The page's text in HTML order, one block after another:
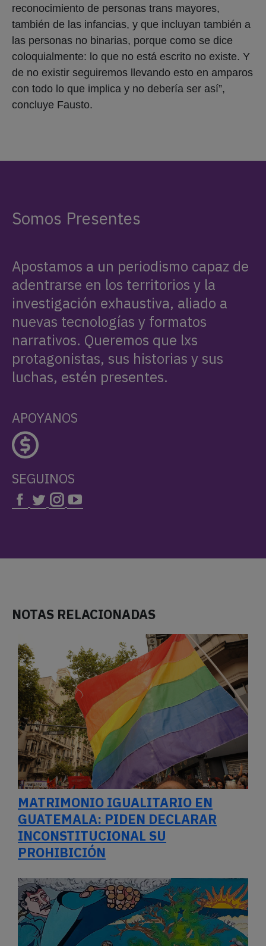
reconocimiento de personas trans mayores,
también de las infancias, y que incluyan también a
las personas no binarias, porque como se dice
coloquialmente: lo que no está escrito no existe. Y
de no existir seguiremos llevando esto en amparos
con todo lo que implica y no debería ser así”,
concluye Fausto.
Somos Presentes
Apostamos a un periodismo capaz de
adentrarse en los territorios y la
investigación exhaustiva, aliado a
nuevas tecnologías y formatos
narrativos. Queremos que lxs
protagonistas, sus historias y sus
luchas, estén presentes.
APOYANOS
SEGUINOS
NOTAS RELACIONADAS
MATRIMONIO IGUALITARIO EN
GUATEMALA: PIDEN DECLARAR
INCONSTITUCIONAL SU
PROHIBICIÓN